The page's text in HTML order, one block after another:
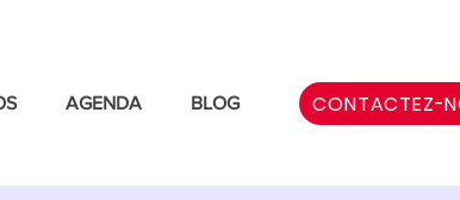
AGENDA BLOG CONTACTEZ-